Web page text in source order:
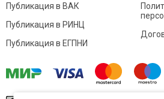
Публикация в ВАК
Публикация в РИНЦ
Публикация в ЕГПНИ